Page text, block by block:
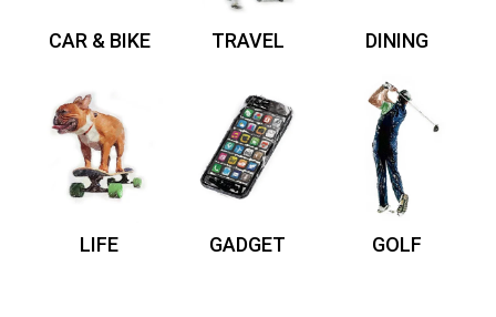
CAR & BIKE TRAVEL DINING
LIFE GADGET GOLF